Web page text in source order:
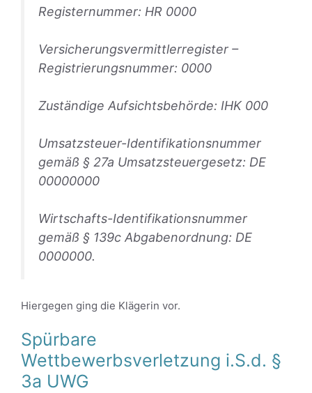
Registernummer: HR 0000
Versicherungsvermittlerregister –
Registrierungsnummer: 0000
Zuständige Aufsichtsbehörde: IHK 000
Umsatzsteuer-Identifikationsnummer
gemäß § 27a Umsatzsteuergesetz: DE
00000000
Wirtschafts-Identifikationsnummer
gemäß § 139c Abgabenordnung: DE
0000000.
Hiergegen ging die Klägerin vor.
Spürbare
Wettbewerbsverletzung i.S.d. §
3a UWG